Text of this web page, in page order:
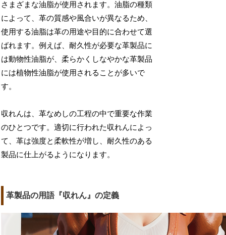
さまざまな油脂が使用されます。油脂の種類
によって、革の質感や風合いが異なるため、
使用する油脂は革の用途や目的に合わせて選
ばれます。例えば、耐久性が必要な革製品に
は動物性油脂が、柔らかくしなやかな革製品
には植物性油脂が使用されることが多いで
す。
収れんは、革なめしの工程の中で重要な作業
のひとつです。適切に行われた収れんによっ
て、革は強度と柔軟性が増し、耐久性のある
製品に仕上がるようになります。
革製品の用語『収れん』の定義